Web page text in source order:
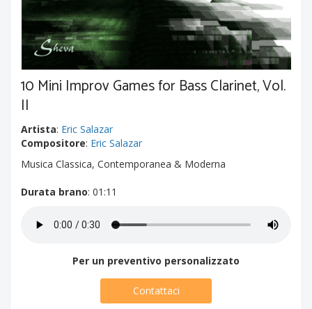
10 Mini Improv Games for Bass Clarinet, Vol.
II
Artista: Eric Salazar
Compositore: Eric Salazar
Musica Classica, Contemporanea & Moderna
Durata brano: 01:11
Per un preventivo personalizzato
Contattaci